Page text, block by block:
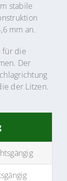
stabile
mm an.
für die
Der
der Litzen.